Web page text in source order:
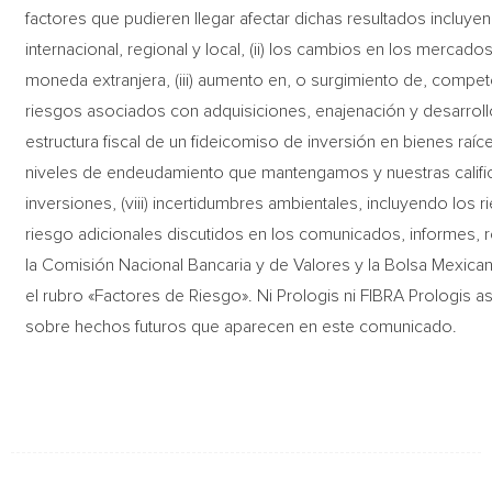
factores que pudieren llegar afectar dichas resultados
internacional, regional y local, (ii) los cambios en los
moneda extranjera, (iii) aumento en, o surgimiento de,
riesgos asociados con adquisiciones, enajenación y
estructura fiscal de un fideicomiso de inversión en bienes
niveles de endeudamiento que mantengamos y nuestras
inversiones, (viii) incertidumbres ambientales, incluyendo los
riesgo adicionales discutidos en los comunicados,
la Comisión Nacional Bancaria y de Valores y la Bolsa
el rubro «Factores de Riesgo». Ni Prologis ni FIBRA Prologis
sobre hechos futuros que aparecen en este comunicado.